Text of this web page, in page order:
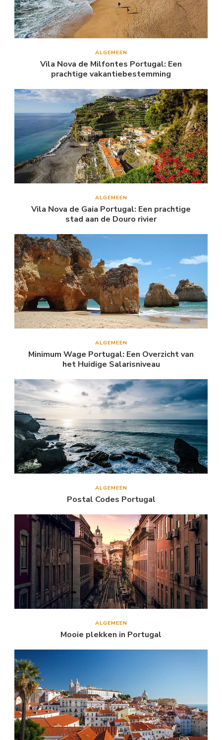
ALGEMEEN
Vila Nova de Milfontes Portugal: Een
prachtige vakantiebestemming
ALGEMEEN
Vila Nova de Gaia Portugal: Een prachtige
stad aan de Douro rivier
ALGEMEEN
Minimum Wage Portugal: Een Overzicht van
het Huidige Salarisniveau
ALGEMEEN
Postal Codes Portugal
ALGEMEEN
Mooie plekken in Portugal